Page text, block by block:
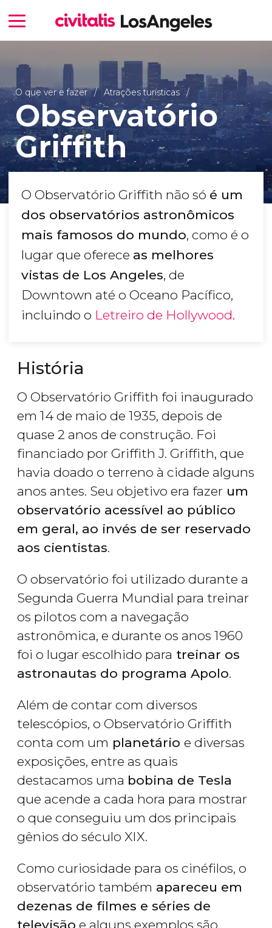
O que ver e fazer Atrações turísticas
Observatório
Griffith
O Observatório Griffith não só é um
dos observatórios astronômicos
mais famosos do mundo, como é o
lugar que oferece as melhores
vistas de Los Angeles, de
Downtown até o Oceano Pacífico,
incluindo o Letreiro de Hollywood.
História
O Observatório Griffith foi inaugurado
em 14 de maio de 1935, depois de
quase 2 anos de construção. Foi
financiado por Griffith J. Griffith, que
havia doado o terreno à cidade alguns
anos antes. Seu objetivo era fazer um
observatório acessível ao público
em geral, ao invés de ser reservado
aos cientistas.
O observatório foi utilizado durante a
Segunda Guerra Mundial para treinar
os pilotos com a navegação
astronômica, e durante os anos 1960
foi o lugar escolhido para treinar os
astronautas do programa Apolo.
Além de contar com diversos
telescópios, o Observatório Griffith
conta com um planetário e diversas
exposições, entre as quais
destacamos uma bobina de Tesla
que acende a cada hora para mostrar
o que conseguiu um dos principais
gênios do século XIX.
Como curiosidade para os cinéfilos, o
observatório também apareceu em
dezenas de filmes e séries de
televisão e alguns exemplos são